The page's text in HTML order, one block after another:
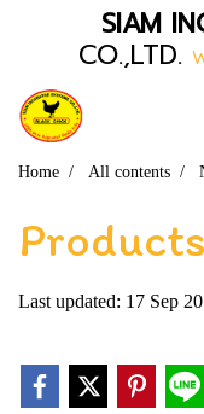
SIAM
CO.,LTD.
Home All contents
Last updated: 17 Sep